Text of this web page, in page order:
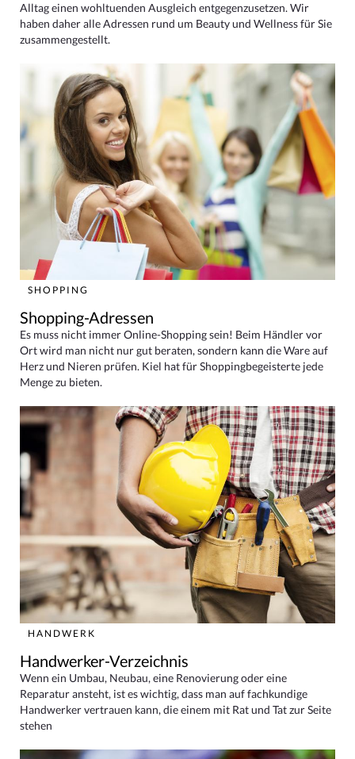
Alltag einen wohltuenden Ausgleich entgegenzusetzen. Wir
haben daher alle Adressen rund um Beauty und Wellness für Sie
zusammengestellt.
SHOPPING
Shopping-Adressen
Es muss nicht immer Online-Shopping sein! Beim Händler vor
Ort wird man nicht nur gut beraten, sondern kann die Ware auf
Herz und Nieren prüfen. Kiel hat für Shoppingbegeisterte jede
Menge zu bieten.
HANDWERK
Handwerker-Verzeichnis
Wenn ein Umbau, Neubau, eine Renovierung oder eine
Reparatur ansteht, ist es wichtig, dass man auf fachkundige
Handwerker vertrauen kann, die einem mit Rat und Tat zur Seite
stehen